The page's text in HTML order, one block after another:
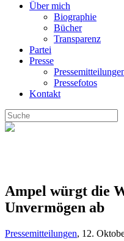
Über mich
Biographie
Bücher
Transparenz
Partei
Presse
Pressefotos
Kontakt
Ampel würgt die
Unvermögen ab
Pressemitteilungen, 12.